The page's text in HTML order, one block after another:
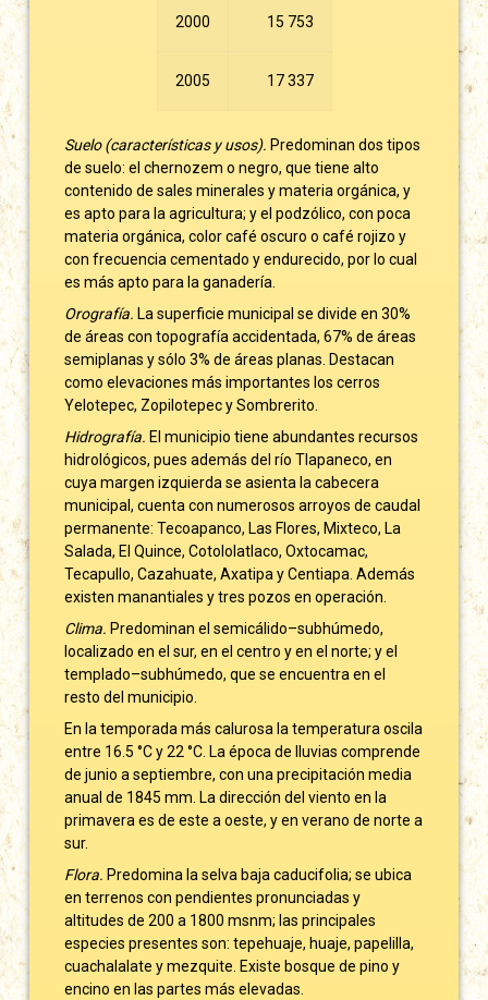
2000 15 753
2005 17 337
Suelo (características y usos). Predominan dos tipos
de suelo: el chernozem o negro, que tiene alto
contenido de sales minerales y materia orgánica, y
es apto para la agricultura; y el podzólico, con poca
materia orgánica, color café oscuro o café rojizo y
con frecuencia cementado y endurecido, por lo cual
es más apto para la ganadería.
Orografía. La superficie municipal se divide en 30%
de áreas con topografía accidentada, 67% de áreas
semiplanas y sólo 3% de áreas planas. Destacan
como elevaciones más importantes los cerros
Yelotepec, Zopilotepec y Sombrerito.
Hidrografía. El municipio tiene abundantes recursos
hidrológicos, pues además del río Tlapaneco, en
cuya margen izquierda se asienta la cabecera
municipal, cuenta con numerosos arroyos de caudal
permanente: Tecoapanco, Las Flores, Mixteco, La
Salada, El Quince, Cotololatlaco, Oxtocamac,
Tecapullo, Cazahuate, Axatipa y Centiapa. Además
existen manantiales y tres pozos en operación.
Clima. Predominan el semicálido–subhúmedo,
localizado en el sur, en el centro y en el norte; y el
templado–subhúmedo, que se encuentra en el
resto del municipio.
En la temporada más calurosa la temperatura oscila
entre 16.5 °C y 22 °C. La época de lluvias comprende
de junio a septiembre, con una precipitación media
anual de 1845 mm. La dirección del viento en la
primavera es de este a oeste, y en verano de norte a
sur.
Flora. Predomina la selva baja caducifolia; se ubica
en terrenos con pendientes pronunciadas y
altitudes de 200 a 1800 msnm; las principales
especies presentes son: tepehuaje, huaje, papelilla,
cuachalalate y mezquite. Existe bosque de pino y
encino en las partes más elevadas.